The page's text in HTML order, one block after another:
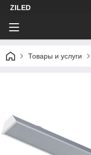
ZILED
Товары и услуги